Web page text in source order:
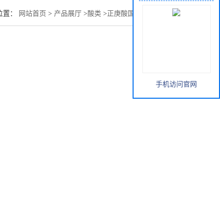
置： 网站首页 > 产品展厅 >酸类 > 正庚酸国产/进口均有现货
手机访问官网